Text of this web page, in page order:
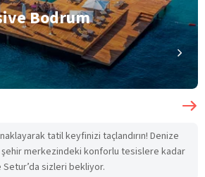
Bodrum
tatil keyfinizi taçlandırın! Denize
şehir merkezindeki konforlu tesislere kadar
sizleri bekliyor.